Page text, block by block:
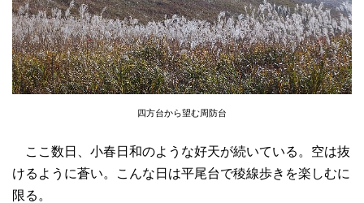
四方台から望む周防台
ここ数日、小春日和のような好天が続いている。空は抜
けるように蒼い。こんな日は平尾台で稜線歩きを楽しむに
限る。